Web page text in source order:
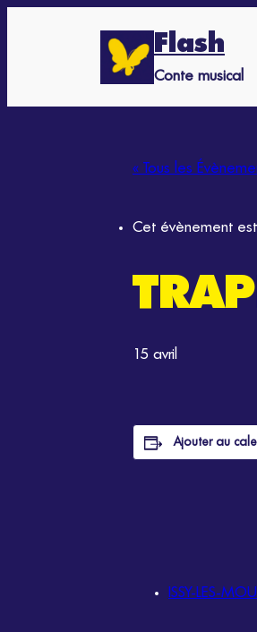
Flash
Conte musical
« Tous les
Cet évènement
15 avril
Ajouter au
ISSY-LES-